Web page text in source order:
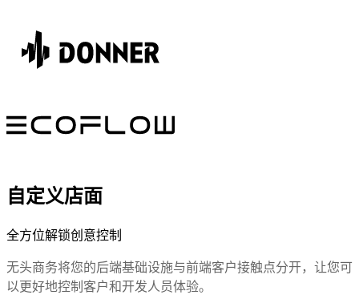
自定义店面
全方位解锁创意控制
无头商务将您的后端基础设施与前端客户接触点分开，让您可
以更好地控制客户和开发人员体验。